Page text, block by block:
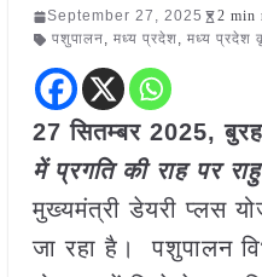
September 27, 2025
2 min
पशुपालन, मध्य प्रदेश, मध्य प्रदेश
27 सितम्बर 2025,
में प्रगति की राह पर
मुख्यमंत्री डेयरी प्लस
जा रहा है। पशुपालन